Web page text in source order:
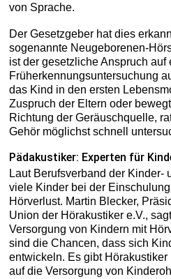
von Sprache.
Der Gesetzgeber hat dies
sogenannte Neugeborenen-
ist der gesetzliche Anspruch auf
Früherkennungsuntersuchung
das Kind in den ersten
Zuspruch der Eltern oder
Richtung der Geräuschquelle,
Gehör möglichst schnell
Pädakustiker: Experten für
Laut Berufsverband der Kinder-
viele Kinder bei der
Hörverlust. Martin Blecker,
Union der Hörakustiker e.V.,
Versorgung von Kindern mit
sind die Chancen, dass sich
entwickeln. Es gibt
auf die Versorgung von